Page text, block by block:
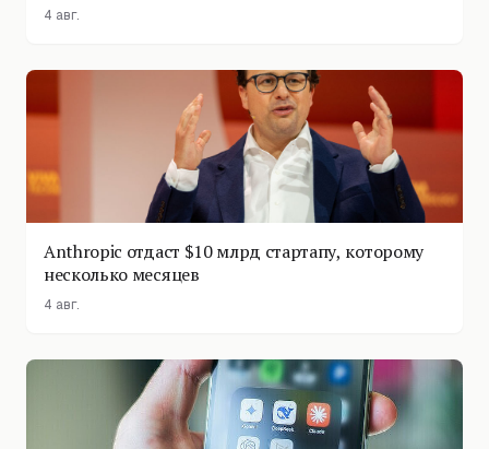
4 авг.
Anthropic отдаст $10 млрд стартапу, которому
несколько месяцев
4 авг.